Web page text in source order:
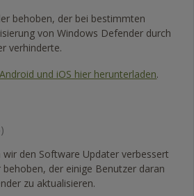
behoben, der bei bestimmten
von Windows Defender durch
verhinderte.
und iOS hier herunterladen.
wir den Software Updater verbessert
behoben, der einige Benutzer daran
zu aktualisieren.